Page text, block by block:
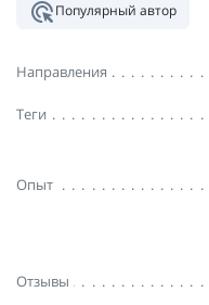
Популярный автор
Направления
Теги
Опыт
Отзывы